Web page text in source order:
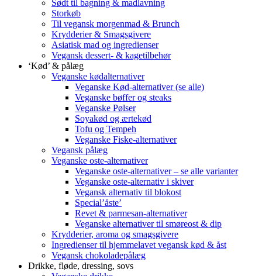
Sødt til bagning & madlavning
Storkøb
Til vegansk morgenmad & Brunch
Krydderier & Smagsgivere
Asiatisk mad og ingredienser
Vegansk dessert- & kagetilbehør
‘Kød’ & pålæg
Veganske kødalternativer
Veganske Kød-alternativer (se alle)
Veganske bøffer og steaks
Veganske Pølser
Soyakød og ærtekød
Tofu og Tempeh
Veganske Fiske-alternativer
Vegansk pålæg
Veganske oste-alternativer
Veganske oste-alternativer – se alle varianter
Veganske oste-alternativ i skiver
Vegansk alternativ til blokost
Special’åste’
Revet & parmesan-alternativer
Veganske alternativer til smøreost & dip
Krydderier, aroma og smagsgivere
Ingredienser til hjemmelavet vegansk kød & åst
Vegansk chokoladepålæg
Drikke, fløde, dressing, sovs